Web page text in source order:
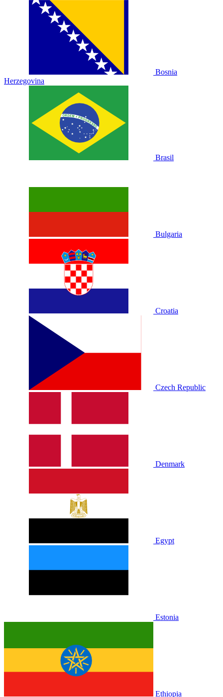
Bosnia
Herzegovina
Brasil
Bulgaria
Croatia
Czech Republic
Denmark
Egypt
Estonia
Ethiopia